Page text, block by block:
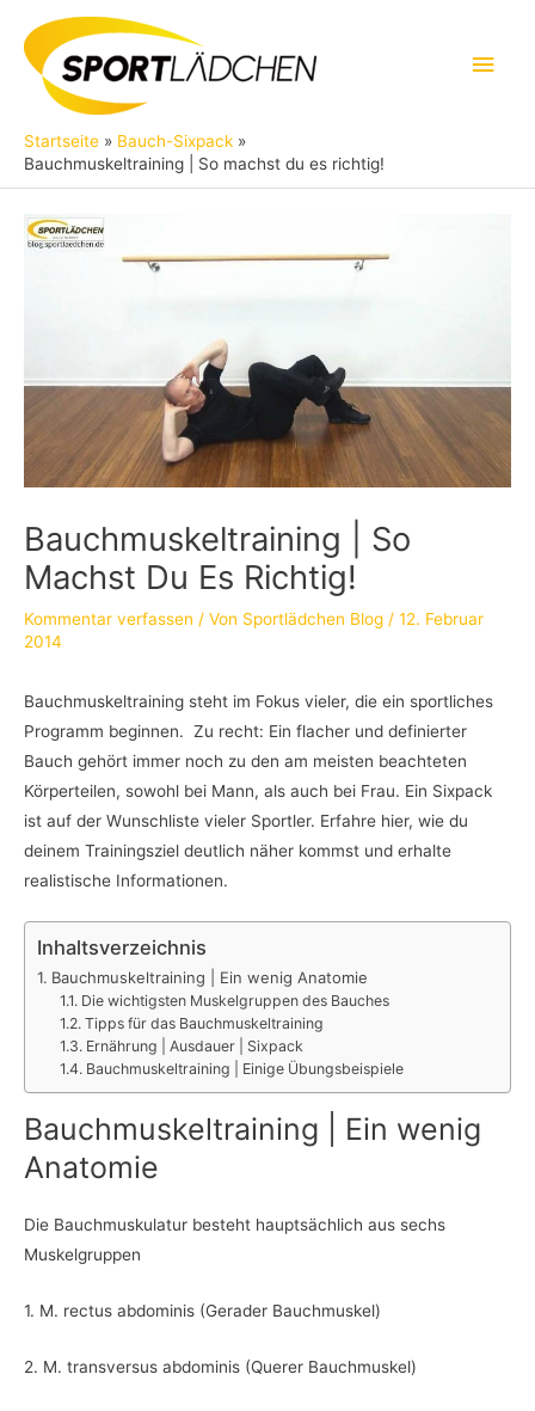
Inhalt
springen
Startseite
Bauch-Sixpack
Bauchmuskeltraining | So machst du es richtig!
Bauchmuskeltraining | So
Machst Du Es Richtig!
Kommentar verfassen / Von Sportlädchen Blog / 12. Februar
2014
Bauchmuskeltraining steht im Fokus vieler, die ein sportliches
Programm beginnen. Zu recht: Ein flacher und definierter
Bauch gehört immer noch zu den am meisten beachteten
Körperteilen, sowohl bei Mann, als auch bei Frau. Ein Sixpack
ist auf der Wunschliste vieler Sportler. Erfahre hier, wie du
deinem Trainingsziel deutlich näher kommst und erhalte
realistische Informationen.
Inhaltsverzeichnis
Bauchmuskeltraining | Ein wenig Anatomie
Die wichtigsten Muskelgruppen des Bauches
Tipps für das Bauchmuskeltraining
Ernährung | Ausdauer | Sixpack
Bauchmuskeltraining | Einige Übungsbeispiele
Bauchmuskeltraining | Ein wenig
Anatomie
Die Bauchmuskulatur besteht hauptsächlich aus sechs
Muskelgruppen
1. M. rectus abdominis (Gerader Bauchmuskel)
2. M. transversus abdominis (Querer Bauchmuskel)